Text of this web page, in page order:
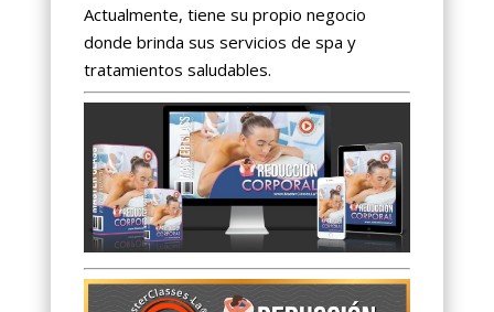
Actualmente, tiene su propio negocio
donde brinda sus servicios de spa y
tratamientos saludables.